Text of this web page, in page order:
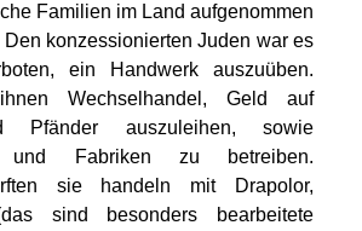
Familien im Land aufgenommen
konzessionierten Juden war es
ein Handwerk auszuüben.
Wechselhandel, Geld auf
Pfänder auszuleihen, sowie
und Fabriken zu betreiben.
sie handeln mit Drapolor,
sind besonders bearbeitete